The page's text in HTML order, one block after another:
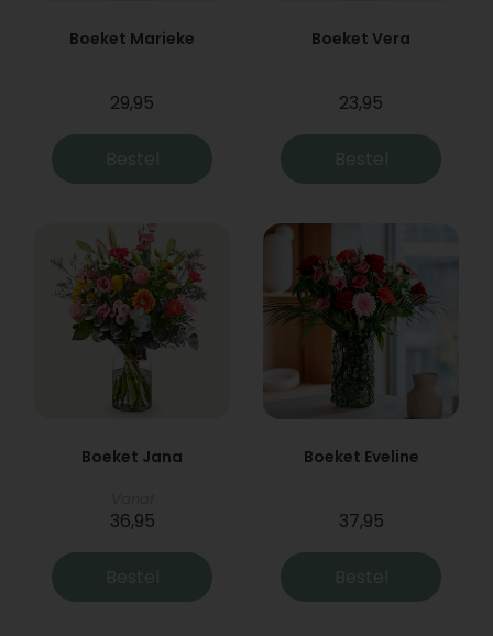
Boeket Marieke
29,95
Bestel
Boeket Vera
23,95
Bestel
Boeket Jana
36,95
Bestel
Boeket Eveline
37,95
Bestel